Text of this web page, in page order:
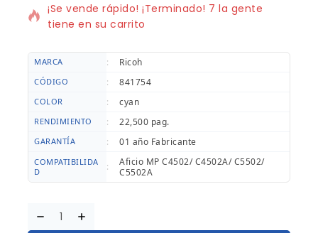
¡Se vende rápido! ¡Terminado! 7 la gente
tiene en su carrito
MARCA : Ricoh
CÓDIGO : 841754
COLOR : cyan
RENDIMIENTO : 22,500 pag.
GARANTÍA : 01 año Fabricante
COMPATIBILIDA
D
:
Aficio MP C4502/ C4502A/ C5502/
C5502A